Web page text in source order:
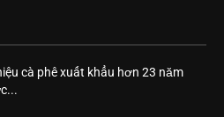
cà phê xuất khẩu hơn 23 năm